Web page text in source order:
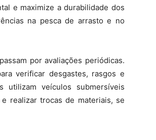
e maximize a durabilidade dos
na pesca de arrasto e no
por avaliações periódicas.
verificar desgastes, rasgos e
utilizam veículos submersíveis
realizar trocas de materiais, se